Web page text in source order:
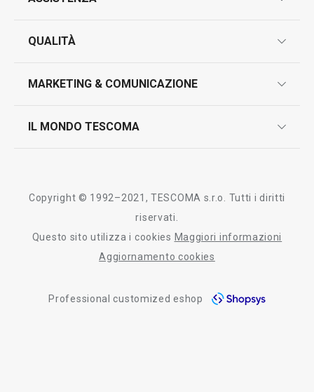
contatti
QUALITÀ
test sui prodotti
MARKETING & COMUNICAZIONE
IL MONDO TESCOMA
Tescoma nel mondo
informativa whistleblowing
Copyright © 1992–2021, TESCOMA s.r.o. Tutti i diritti
riservati.
Questo sito utilizza i cookies Maggiori informazioni
Aggiornamento cookies
Professional customized eshop